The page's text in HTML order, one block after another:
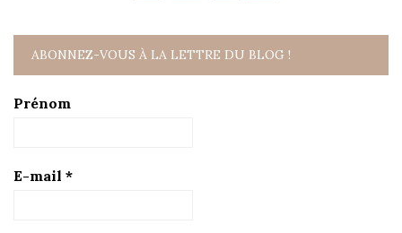
ABONNEZ-VOUS À LA LETTRE DU BLOG !
Prénom
E-mail *